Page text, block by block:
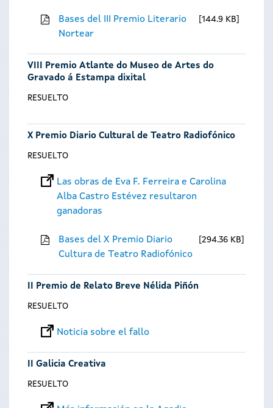
Bases del III Premio Literario
Nortear
144.9 KB
VIII Premio Atlante do Museo de Artes do
Gravado á Estampa dixital
RESUELTO
X Premio Diario Cultural de Teatro Radiofónico
RESUELTO
Las obras de Eva F. Ferreira e Carolina
Alba Castro Estévez resultaron
ganadoras
Bases del X Premio Diario
Cultura de Teatro Radiofónico
294.36 KB
II Premio de Relato Breve Nélida Piñón
RESUELTO
Noticia sobre el fallo
II Galicia Creativa
RESUELTO